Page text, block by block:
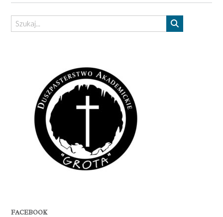
FACEBOOK